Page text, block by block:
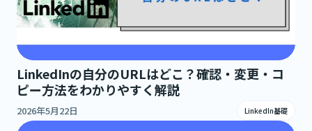
LinkedInの自分のURLはどこ？確認・変更・コ
ピー方法をわかりやすく解説
2026年5月22日 LinkedIn基礎